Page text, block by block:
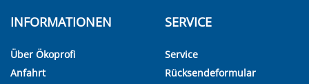
INFORMATIONEN
Über Ökoprofi
Anfahrt
SERVICE
Service
Rücksendeformular